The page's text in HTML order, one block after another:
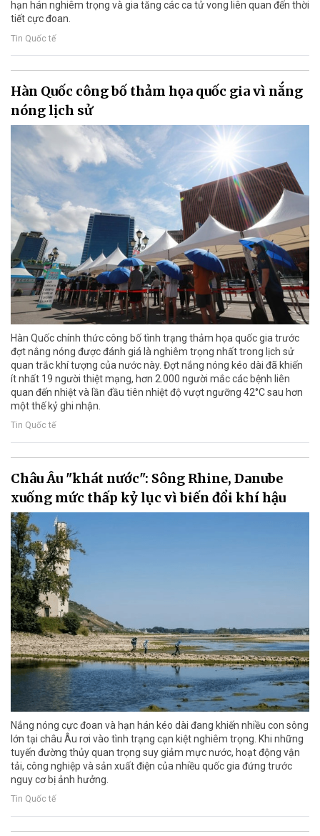
hạn hán nghiêm trọng và gia tăng các ca tử vong liên quan đến thời
tiết cực đoan.
Tin Quốc tế
Hàn Quốc công bố thảm họa quốc gia vì nắng
nóng lịch sử
Hàn Quốc chính thức công bố tình trạng thảm họa quốc gia trước
đợt nắng nóng được đánh giá là nghiêm trọng nhất trong lịch sử
quan trắc khí tượng của nước này. Đợt nắng nóng kéo dài đã khiến
ít nhất 19 người thiệt mạng, hơn 2.000 người mắc các bệnh liên
quan đến nhiệt và lần đầu tiên nhiệt độ vượt ngưỡng 42°C sau hơn
một thế kỷ ghi nhận.
Tin Quốc tế
Châu Âu "khát nước": Sông Rhine, Danube
xuống mức thấp kỷ lục vì biến đổi khí hậu
Nắng nóng cực đoan và hạn hán kéo dài đang khiến nhiều con sông
lớn tại châu Âu rơi vào tình trạng cạn kiệt nghiêm trọng. Khi những
tuyến đường thủy quan trọng suy giảm mực nước, hoạt động vận
tải, công nghiệp và sản xuất điện của nhiều quốc gia đứng trước
nguy cơ bị ảnh hưởng.
Tin Quốc tế